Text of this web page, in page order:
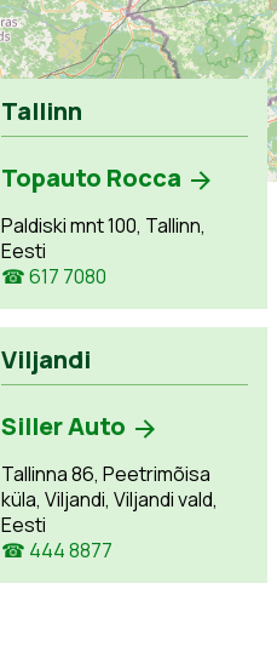
Tallinn
Topauto Rocca
Paldiski mnt 100, Tallinn,
Eesti
☎ 617 7080
Viljandi
Siller Auto
Tallinna 86, Peetrimõisa
küla, Viljandi, Viljandi vald,
Eesti
☎ 444 8877